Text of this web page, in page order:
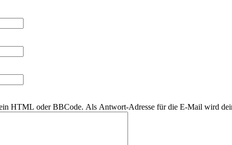
HTML oder BBCode. Als Antwort-Adresse für die E-Mail wird